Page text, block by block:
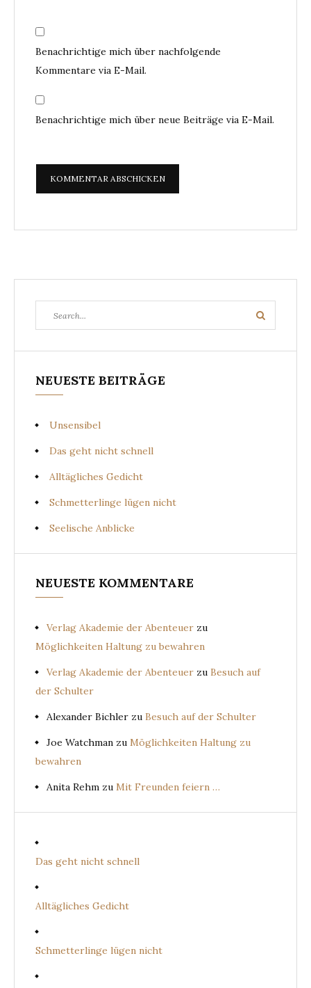
Benachrichtige mich über nachfolgende
Kommentare via E-Mail.
Benachrichtige mich über neue Beiträge via E-Mail.
for:
Search
NEUESTE BEITRÄGE
Unsensibel
Das geht nicht schnell
Alltägliches Gedicht
Schmetterlinge lügen nicht
Seelische Anblicke
NEUESTE KOMMENTARE
Verlag Akademie der Abenteuer zu
Möglichkeiten Haltung zu bewahren
Verlag Akademie der Abenteuer zu Besuch auf
der Schulter
Alexander Bichler zu Besuch auf der Schulter
Joe Watchman zu Möglichkeiten Haltung zu
bewahren
Anita Rehm zu Mit Freunden feiern …
Das geht nicht schnell
Alltägliches Gedicht
Schmetterlinge lügen nicht